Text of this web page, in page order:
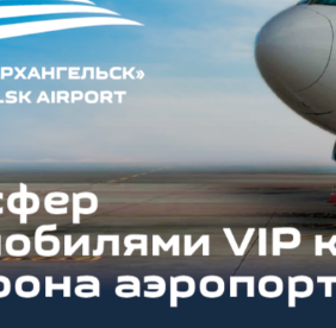
15:50 - 17:45
19:00 -
17:30
-
20:55 - 22:35 -
21:20
- 23:10 -
Рейсы с